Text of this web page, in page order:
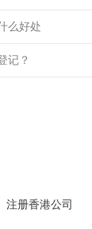
么好处
记？
注册香港公司